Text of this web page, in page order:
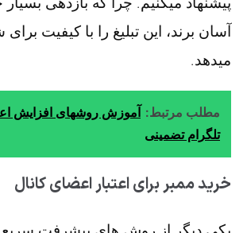
آسان برند، این تبلیغ را با کیفیت برای
میدهد.
مطلب مرتبط: آموزش روشهای افزایش
تلگرام تضمینی
خرید ممبر برای اعتبار اعضای کانال